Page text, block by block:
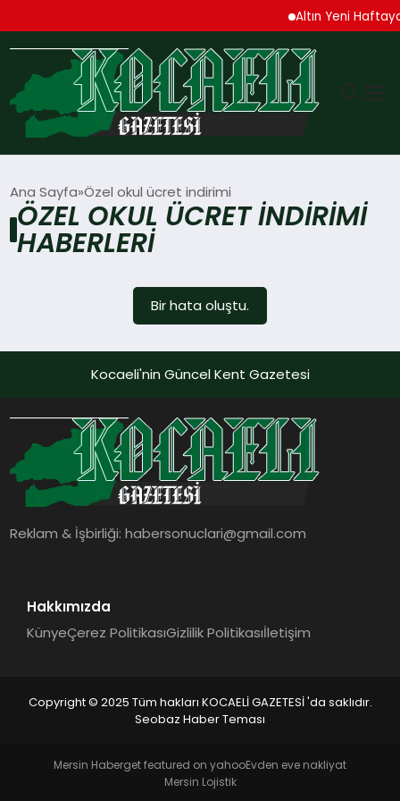
Altın Yeni
TEKNOLOJI
YAŞAM
DÜNYA
Ana Sayfa Özel okul ücret indirimi
ÖZEL OKUL ÜCRET INDIRIMI
HABERLERI
Bir hata oluştu.
Kocaeli'nin Güncel Kent Gazetesi
Reklam & İşbirliği:habersonuclari@gmail.com
Hakkımızda
KünyeÇerez PolitikasıGizlilik Politikasıİletişim
Copyright © 2025 Tüm hakları KOCAELİ GAZETESİ 'da saklıdır.
Seobaz Haber Teması
Mersin Haberget featured on yahooEvden eve nakliyat
Mersin Lojistik